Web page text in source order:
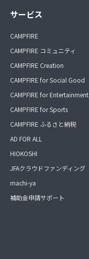
サービス
CAMPFIRE
CAMPFIRE コミュニティ
CAMPFIRE Creation
CAMPFIRE for Social Good
CAMPFIRE for Entertainment
CAMPFIRE for Sports
CAMPFIRE ふるさと納税
AD FOR ALL
HIOKOSHI
JFAクラウドファンディング
machi-ya
補助金申請サポート